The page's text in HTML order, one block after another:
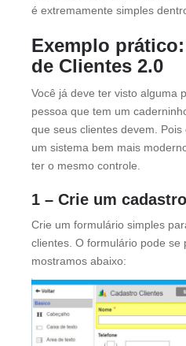
é extremamente simples
Exemplo
de Clientes 2.0
Você já deve ter visto alguma
pessoa que tem um
que seus clientes devem.
um sistema bem mais
ter o mesmo controle.
1 – Crie um
Crie um formulário simples
clientes. O formulário pode se
mostramos abaixo: